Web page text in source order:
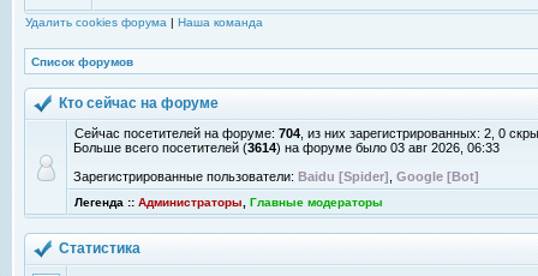
Удалить cookies форума | Наша команда
Список форумов
Кто сейчас на форуме
Сейчас посетителей на форуме: 704 , из них зарегистрированных: 2, 0
Больше всего посетителей (3614) на форуме было 03 авг 2026, 06:33
Зарегистрированные пользователи: Baidu [Spider] Google [Bot]
Легенда :: Администраторы Главные модераторы
Статистика